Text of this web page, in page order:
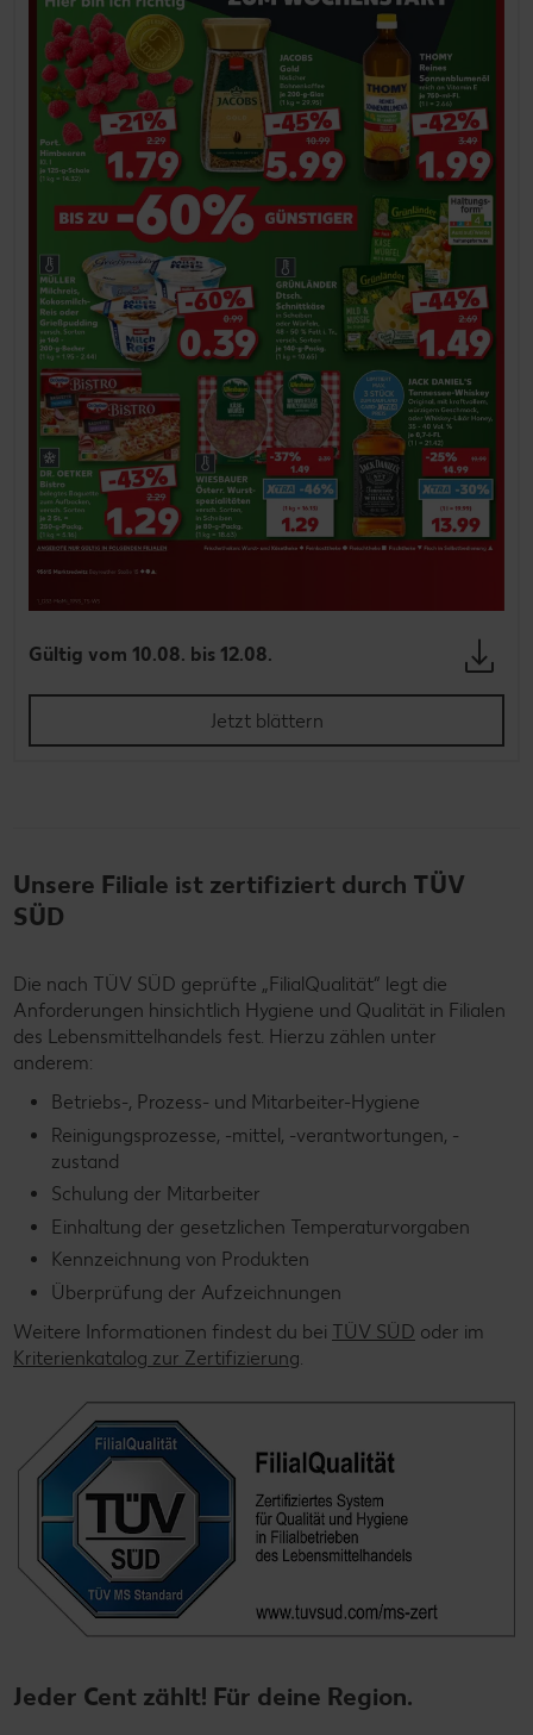
Gültig vom 10.08. bis 12.08.
Jetzt blättern
Unsere Filiale ist zertifiziert durch TÜV
SÜD
Die nach TÜV SÜD geprüfte „FilialQualität“ legt die
Anforderungen hinsichtlich Hygiene und Qualität in Filialen
des Lebensmittelhandels fest. Hierzu zählen unter
anderem:
Betriebs-, Prozess- und Mitarbeiter-Hygiene
Reinigungsprozesse, -mittel, -verantwortungen, -
zustand
Schulung der Mitarbeiter
Einhaltung der gesetzlichen Temperaturvorgaben
Kennzeichnung von Produkten
Überprüfung der Aufzeichnungen
Weitere Informationen findest du bei TÜV SÜD oder im
Kriterienkatalog zur Zertifizierung
Jeder Cent zählt! Für deine Region.